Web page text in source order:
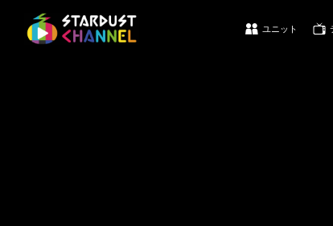
ユニット